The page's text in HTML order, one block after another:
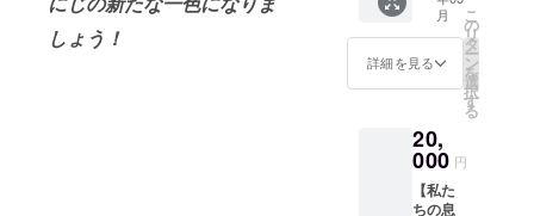
しょう！
音楽健康指
級、発達支
2人の発達障
害児を子育
持ちを
たっぷ
込んだ
感謝
メール
をお送
りいた
しま
のメッ
セージ
を送ら
せてい
応援し
たい！
と思っ
てくだ
フォル
ムで
す！
ご縁の
ある印
刷会社
さん
やス
テージ
ハイラ
イトも
特別に
定！！
】 スペ
シャル
リハー
サル動
月
詳細を見る
こ
の
リ
タ
ー
ン
を
選
択
す
る
20,
000 円
【私た
ちの息